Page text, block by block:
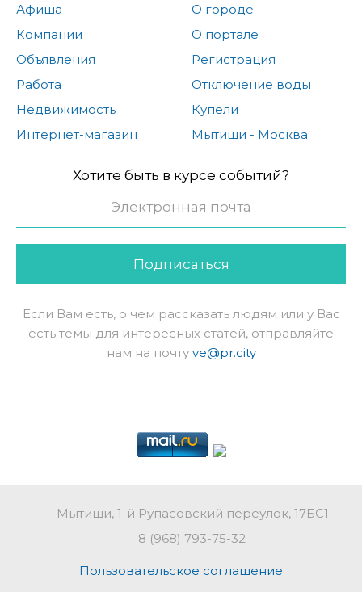
Афиша
Компании
Объявления
Работа
Недвижимость
Интернет-магазин
О городе
О портале
Регистрация
Отключение воды
Купели
Мытищи - Москва
Хотите быть в курсе событий?
Подписаться
Если Вам есть, о чем рассказать людям или у Вас
есть темы для интересных статей, отправляйте
нам на почту ve@pr.city
Мытищи, 1-й Рупасовский переулок, 17БС1
8 (968) 793-75-32
Пользовательское соглашение